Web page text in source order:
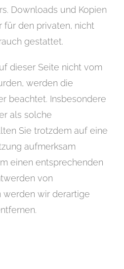
Downloads und Kopien
für den privaten, nicht
gestattet.
dieser Seite nicht vom
werden die
beachtet. Insbesondere
als solche
Sie trotzdem auf eine
aufmerksam
einen entsprechenden
von
werden wir derartige